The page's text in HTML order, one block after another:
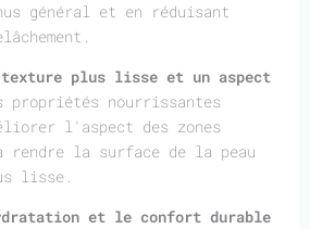
général et en réduisant
texture plus lisse et un aspect
propriétés nourrissantes
l'aspect des zones
la surface de la peau
lisse.
et le confort durable